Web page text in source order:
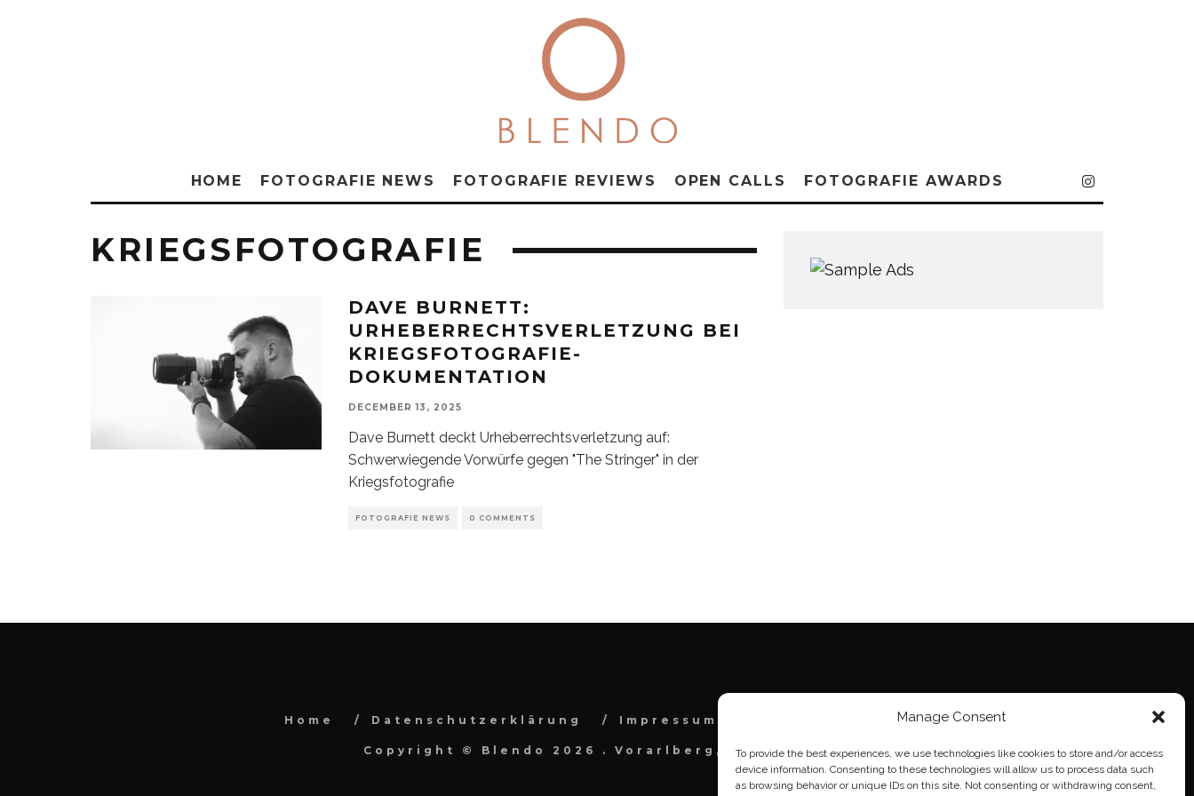
Manage Consent
To provide the best experiences, we use technologies like cookies to store and/or access
device information. Consenting to these technologies will allow us to process data such
as browsing behavior or unique IDs on this site. Not consenting or withdrawing consent,
HOME FOTOGRAFIE NEWS FOTOGRAFIE REVIEWS OPEN CALLS FOTOGRAFIE AWARDS
KRIEGSFOTOGRAFIE
DAVE BURNETT:
URHEBERRECHTSVERLETZUNG BEI
KRIEGSFOTOGRAFIE-
DOKUMENTATION
DECEMBER 13, 2025
Dave Burnett deckt Urheberrechtsverletzung auf:
Schwerwiegende Vorwürfe gegen "The Stringer" in der
Kriegsfotografie
FOTOGRAFIE NEWS 0 COMMENTS
Home Datenschutzerklärung Impressum Cookie Policy (EU)
Copyright © Blendo 2026 . Vorarlberg, Österreich